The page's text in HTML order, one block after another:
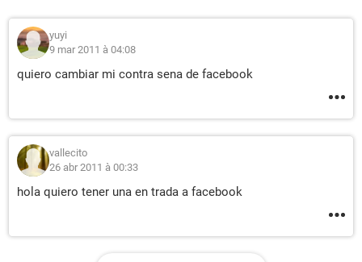
yuyi
9 mar 2011 à 04:08
quiero cambiar mi contra sena de facebook
vallecito
26 abr 2011 à 00:33
hola quiero tener una en trada a facebook